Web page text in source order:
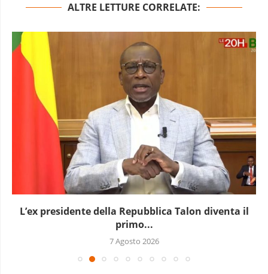
ALTRE LETTURE CORRELATE:
L’ex presidente della Repubblica Talon diventa il
primo...
7 Agosto 2026